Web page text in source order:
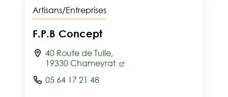
Artisans/Entreprises
F.P.B Concept
40 Route de Tulle,
19330 Chameyrat
05 64 17 21 48